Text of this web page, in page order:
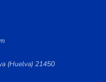
(Huelva) 21450